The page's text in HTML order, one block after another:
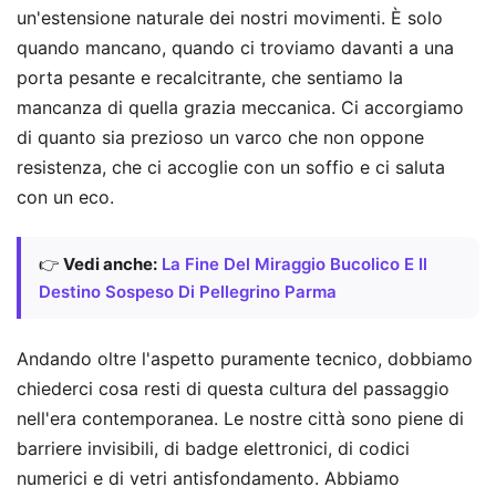
un'estensione naturale dei nostri movimenti. È solo
quando mancano, quando ci troviamo davanti a una
porta pesante e recalcitrante, che sentiamo la
mancanza di quella grazia meccanica. Ci accorgiamo
di quanto sia prezioso un varco che non oppone
resistenza, che ci accoglie con un soffio e ci saluta
con un eco.
👉 Vedi anche: La Fine Del Miraggio Bucolico E Il
Destino Sospeso Di Pellegrino Parma
Andando oltre l'aspetto puramente tecnico, dobbiamo
chiederci cosa resti di questa cultura del passaggio
nell'era contemporanea. Le nostre città sono piene di
barriere invisibili, di badge elettronici, di codici
numerici e di vetri antisfondamento. Abbiamo